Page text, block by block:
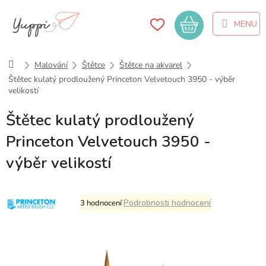
obsah
Nákupní
košík
DomůMalování Štětce
Štětce na akvarel
Štětec kulatý prodloužený Princeton Velvetouch 3950 - výběr
velikostí
Štětec kulatý prodloužený
Princeton Velvetouch 3950 -
výběr velikostí
Průměrné
hodnocení
3 hodnoceníPodrobnosti hodnocení